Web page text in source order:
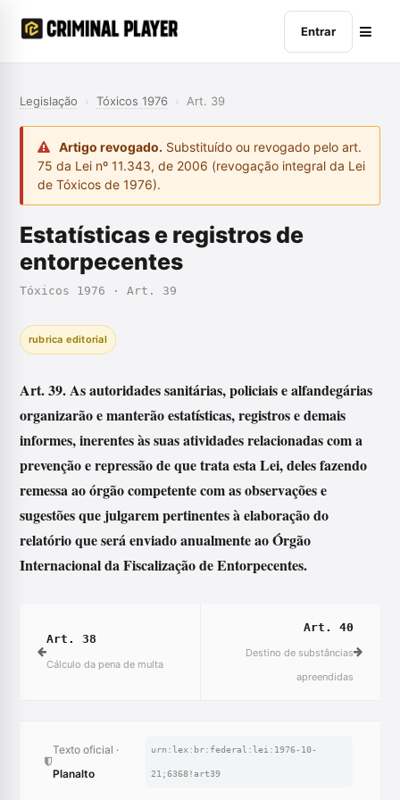
Entrar
Legislação › Tóxicos 1976 › Art. 39
Artigo revogado. Substituído ou revogado pelo art.
75 da Lei nº 11.343, de 2006 (revogação integral da Lei
de Tóxicos de 1976).
Estatísticas e registros de
entorpecentes
Tóxicos 1976 · Art. 39
rubrica editorial
Art. 39. As autoridades sanitárias, policiais e alfandegárias
organizarão e manterão estatísticas, registros e demais
informes, inerentes às suas atividades relacionadas com a
prevenção e repressão de que trata esta Lei, deles fazendo
remessa ao órgão competente com as observações e
sugestões que julgarem pertinentes à elaboração do
relatório que será enviado anualmente ao Órgão
Internacional da Fiscalização de Entorpecentes.
Art. 38
Cálculo da pena de multa
Art. 40
Destino de substâncias
apreendidas
Texto oficial ·
Planalto
urn:lex:br:federal:lei:1976-10-
21;6368!art39